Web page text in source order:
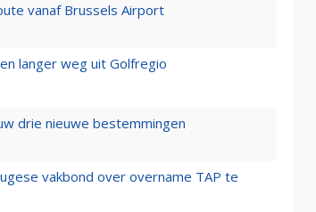
vanaf Brussels Airport
langer weg uit Golfregio
drie nieuwe bestemmingen
vakbond over overname TAP te